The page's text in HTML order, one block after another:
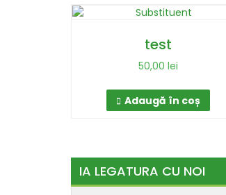
test
50,00lei
Adaugă în coș
IA LEGATURA CU NOI